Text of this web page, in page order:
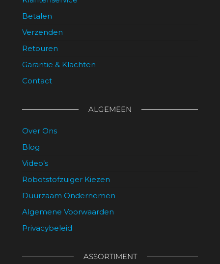
Betalen
Verzenden
Retouren
Garantie & Klachten
Contact
ALGEMEEN
Over Ons
Blog
Video’s
Robotstofzuiger Kiezen
Duurzaam Ondernemen
Algemene Voorwaarden
Privacybeleid
ASSORTIMENT